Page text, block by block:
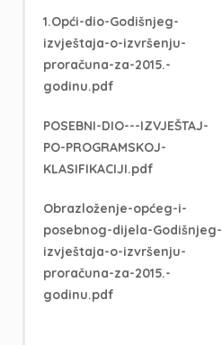
1.Opći-dio-Godišnjeg-
izvještaja-o-izvršenju-
proračuna-za-2015.-
godinu.pdf
POSEBNI-DIO---IZVJEŠTAJ-
PO-PROGRAMSKOJ-
KLASIFIKACIJI.pdf
Obrazloženje-općeg-i-
posebnog-dijela-Godišnjeg-
izvještaja-o-izvršenju-
proračuna-za-2015.-
godinu.pdf